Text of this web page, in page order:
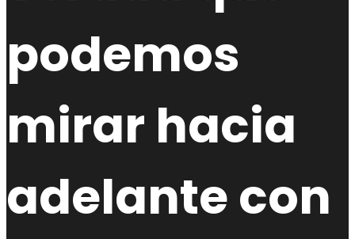
podemos
mirar hacia
adelante con